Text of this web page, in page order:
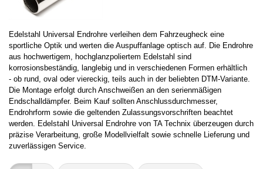
Edelstahl Universal Endrohre verleihen dem Fahrzeugheck eine
sportliche Optik und werten die Auspuffanlage optisch auf. Die Endrohre
aus hochwertigem, hochglanzpoliertem Edelstahl sind
korrosionsbeständig, langlebig und in verschiedenen Formen erhältlich
- ob rund, oval oder viereckig, teils auch in der beliebten DTM-Variante.
Die Montage erfolgt durch Anschweißen an den serienmäßigen
Endschalldämpfer. Beim Kauf sollten Anschlussdurchmesser,
Endrohrform sowie die geltenden Zulassungsvorschriften beachtet
werden. Edelstahl Universal Endrohre von TA Technix überzeugen durch
präzise Verarbeitung, große Modellvielfalt sowie schnelle Lieferung und
zuverlässigen Service.